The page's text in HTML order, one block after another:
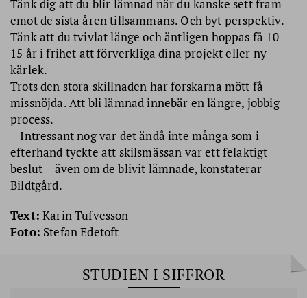
Tänk dig att du blir lämnad när du kanske sett fram
emot de sista åren tillsammans. Och byt perspektiv.
Tänk att du tvivlat länge och äntligen hoppas få 10 –
15 år i frihet att förverkliga dina projekt eller ny
kärlek.
Trots den stora skillnaden har forskarna mött få
missnöjda. Att bli lämnad innebär en längre, jobbig
process.
– Intressant nog var det ändå inte många som i
efterhand tyckte att skilsmässan var ett felaktigt
beslut – även om de blivit lämnade, konstaterar
Bildtgård.
Text: Karin Tufvesson
Foto: Stefan Edetoft
STUDIEN I SIFFROR